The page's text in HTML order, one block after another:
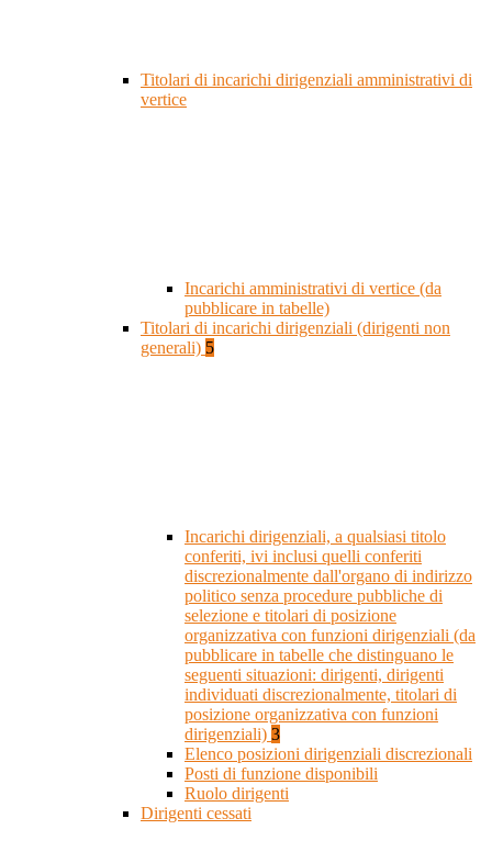
Titolari di incarichi dirigenziali amministrativi di
vertice
Incarichi amministrativi di vertice (da
pubblicare in tabelle)
Titolari di incarichi dirigenziali (dirigenti non
generali) 5
Incarichi dirigenziali, a qualsiasi titolo
conferiti, ivi inclusi quelli conferiti
discrezionalmente dall'organo di indirizzo
politico senza procedure pubbliche di
selezione e titolari di posizione
organizzativa con funzioni dirigenziali (da
pubblicare in tabelle che distinguano le
seguenti situazioni: dirigenti, dirigenti
individuati discrezionalmente, titolari di
posizione organizzativa con funzioni
dirigenziali) 3
Elenco posizioni dirigenziali discrezionali
Posti di funzione disponibili
Ruolo dirigenti
Dirigenti cessati